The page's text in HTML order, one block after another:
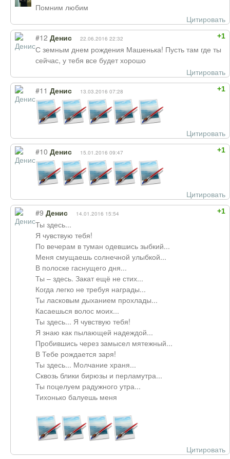
Помним любим
Цитировать
+1
#12 Денис 22.06.2016 22:32
С земным днем рождения Машенька! Пусть там где ты
сейчас, у тебя все будет хорошо
Цитировать
+1
#11 Денис 13.03.2016 07:28
Цитировать
+1
#10 Денис 15.01.2016 09:47
Цитировать
+1
#9 Денис 14.01.2016 15:54
Ты здесь...
Я чувствую тебя!
По вечерам в туман одевшись зыбкий...
Меня смущаешь солнечной улыбкой...
В полоске гаснущего дня...
Ты – здесь. Закат ещё не стих...
Когда легко не требуя награды...
Ты ласковым дыханием прохлады...
Касаешься волос моих...
Ты здесь... Я чувствую тебя!
Я знаю как пылающей надеждой...
Пробившись через замысел мятежный...
В Тебе рождается заря!
Ты здесь... Молчание храня...
Сквозь блики бирюзы и перламутра...
Ты поцелуем радужного утра...
Тихонько балуешь меня
Цитировать